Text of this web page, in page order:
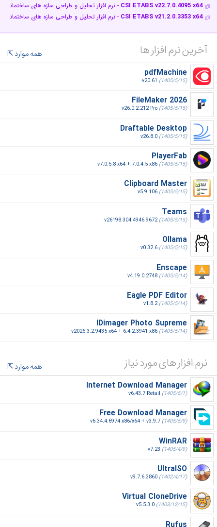
CSI ETABS v22.7.0.4095 x64 - نرم افزار تحلیل و طراحی سازه های ساختمانی
CSI ETABS v21.2.0.3353 x64 - نرم افزار تحلیل و طراحی سازه های ساختمانی
آخرین نرم افزار ها
همه موارد
pdfMachine
v20.61 (1405/5/15)
FileMaker 2026
v26.0.2.212 Pro (1405/5/15)
Draftable Desktop
v26.8.0 (1405/5/15)
PlayerFab
v7.0.5.8 x64 + 7.0.4.5 x86 (1405/5/15)
Clipboard Master
v5.9.106 (1405/5/15)
Teams
v26198.304.4946.9672(1405/5/15)
Ollama
v0.32.6 (1405/5/15)
Enscape
v4.19.0.2748 (1405/5/14)
Eagle PDF Editor
v1.8.2(1405/5/14)
IDimager Photo Supreme
v2026.3.2.9435 x64 + 6.4.2.3941 x86 (1405/5/14)
نرم افزار های مورد نیاز
همه موارد
Internet Download Manager
v6.43.7 Retail (1405/5/1)
Free Download Manager
v6.34.4.6974 x86/x64 + v3.9.7 (1405/5/9)
WinRAR
v7.23 (1405/4/9)
UltraISO
v9.7.6.3860 (1402/4/17)
Virtual CloneDrive
v5.5.3.0 (1403/12/15)